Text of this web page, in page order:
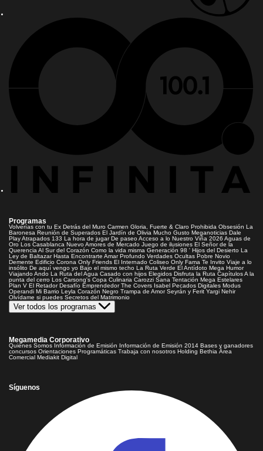
Programas
Volverías con tu Ex Detrás del Muro Carmen Gloria, Fuerte & Claro Prohibida Obsesión La
Baronesa Reunión de Superados El Jardín de Olivia Mucho Gusto Meganoticias Dale
PlayAtrapados 133 La hora de jugar De paseoAcceso a lo Nuestro Viña 2026 Aguas de
Oro Los Casablanca Nuevo Amores de Mercado Juego de ilusiones El Señor de la
Querencia Al Sur del Corazón Como la vida misma Generación 98 ' Hijos del Desierto La
Ley de Baltazar Hasta Encontrarte Amar Profundo Verdades Ocultas Pobre Novio
Demente Edificio Corona Only Friends El Internado Coliseo Only Fama Te Invito Viaje a lo
insólito De aquí vengo yo Bajo el mismo techo La Ruta Verde El Antídoto Mega Humor
Viajando Ando La Ruta del Agua Casado con hijos Elegidos Disfruta la Ruta CapítulosA la
punta del cerro Los Carsong's Copa Culinaria Carozzi Sana Tentación Mega Estelares
Plan V El Retador Desafío Emprendedor The Covers Isabel Pecados Digitales Modus
Operandi Mi Barrio Leyla Corazón Negro Trampa de Amor Seyrán y Ferit Yargi Nehir
Olvídame si puedes Secretos del Matrimonio
Ver todos los programas
Megamedia Corporativo
Quienes Somos Información de Emisión Información de Emisión 2014 Bases y ganadores
concursos Orientaciones Programáticas Trabaja con nosotros Holding Bethia Área
Comercial Mediakit Digital
Síguenos